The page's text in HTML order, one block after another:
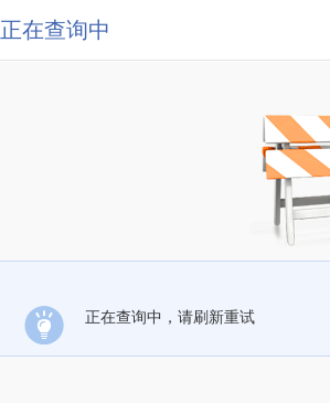
正在查询中
正在查询中，请刷新重试